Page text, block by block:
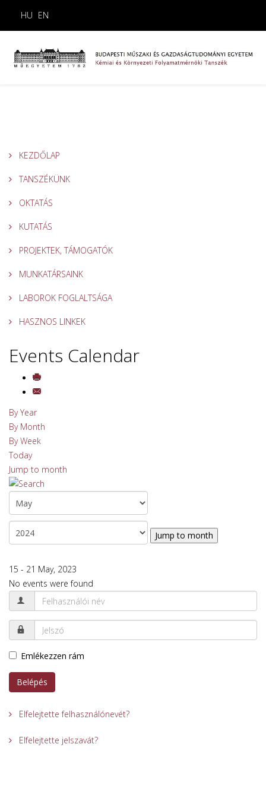
HU EN
KEZDŐLAP
TANSZÉKÜNK
OKTATÁS
KUTATÁS
PROJEKTEK, TÁMOGATÓK
MUNKATÁRSAINK
LABOROK FOGLALTSÁGA
HASZNOS LINKEK
Events Calendar
By Year
By Month
By Week
Today
Jump to month
Jump to month
15 - 21 May, 2023
No events were found
Emlékezzen rám
Belépés
Elfelejtette felhasználónevét?
Elfelejtette jelszavát?